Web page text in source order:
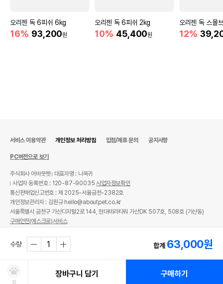
오리젠 독 6피쉬 6kg
16% 93,200원
오리젠 독 6피쉬 2kg
10% 45,400원
오리젠 독 스몰
12%
수량 합계 63,000원
찜
장바구니 담기 구매하기
서비스 이용약관 개인정보 처리방침 입점/제휴 문의 공지사항
PC버전으로 보기
주식회사 어바웃펫
대표자명 : 나옥귀
사업자 등록번호 : 120-87-90035사업자정보확인
통신판매업신고번호 : 제 2025-서울금천-2382호
개인정보관리자 : 김원규 hello@aboutpet.co.kr
서울특별시 금천구 가산디지털2로 144, 현대테라타워 가산DK 507호, 508호 (가산동)
구매안전(에스크로)서비스